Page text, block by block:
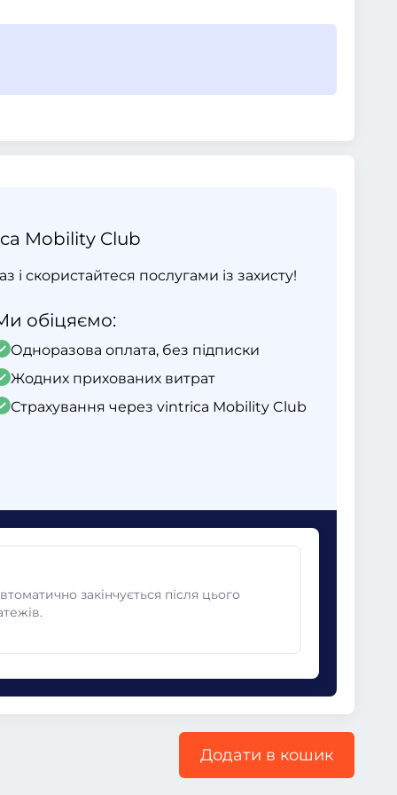
Mobility Club
скористайтеся послугами із захисту!
обіцяємо:
Одноразова оплата, без підписки
Жодних прихованих витрат
Страхування через vintrica Mobility Club
закінчується після цього
Додати в кошик